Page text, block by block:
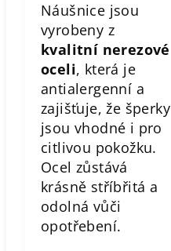
Náušnice jsou
vyrobeny z
kvalitní nerezové
oceli, která je
antialergenní a
zajišťuje, že šperky
jsou vhodné i pro
citlivou pokožku.
Ocel zůstává
krásně stříbřitá a
odolná vůči
opotřebení.